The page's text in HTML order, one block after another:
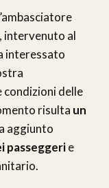
, intervenuto al
interessato
condizioni delle
risulta un
aggiunto
passeggerie